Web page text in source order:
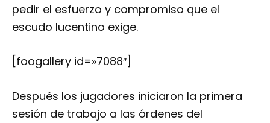
pedir el esfuerzo y compromiso que el
escudo lucentino exige.
[foogallery id=»7088″]
Después los jugadores iniciaron la primera
sesión de trabajo a las órdenes del